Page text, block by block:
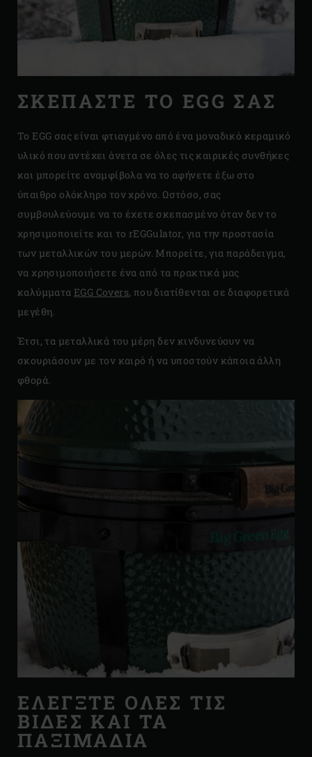
ΣΚΕΠΑΣΤΕ ΤΟ EGG ΣΑΣ
To EGG σας είναι φτιαγμένο από ένα μοναδικό κεραμικό
υλικό που αντέχει άνετα σε όλες τις καιρικές συνθήκες
και μπορείτε αναμφίβολα να το αφήνετε έξω στο
ύπαιθρο ολόκληρο τον χρόνο. Ωστόσο, σας
συμβουλεύουμε να το έχετε σκεπασμένο όταν δεν το
χρησιμοποιείτε και το rEGGulator, για την προστασία
των μεταλλικών του μερών. Μπορείτε, για παράδειγμα,
να χρησιμοποιήσετε ένα από τα πρακτικά μας
καλύμματαEGG Covers, που διατίθενται σε διαφορετικά
μεγέθη.
Έτσι, τα μεταλλικά του μέρη δεν κινδυνεύουν να
σκουριάσουν με τον καιρό ή να υποστούν κάποια άλλη
φθορά.
ΕΛΕΓΞΤΕ ΟΛΕΣ ΤΙΣ
ΒΙΔΕΣ ΚΑΙ ΤΑ
ΠΑΞΙΜΑΔΙΑ